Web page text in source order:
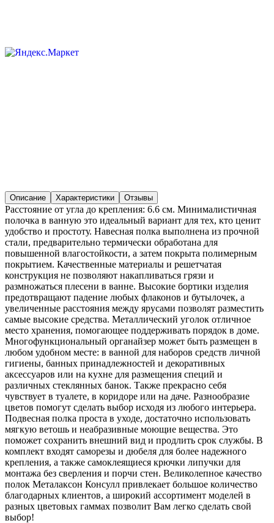
Описание Характеристики Отзывы
Расстояние от угла до крепления: 6.6 см. Минималистичная
полочка в ванную это идеальный вариант для тех, кто ценит
удобство и простоту. Навесная полка выполнена из прочной
стали, предварительно термически обработана для
повышенной влагостойкости, а затем покрыта полимерным
покрытием. Качественные материалы и решетчатая
конструкция не позволяют накапливаться грязи и
размножаться плесени в ванне. Высокие бортики изделия
предотвращают падение любых флаконов и бутылочек, а
увеличенные расстояния между ярусами позволят разместить
самые высокие средства. Металлический уголок отличное
место хранения, помогающее поддерживать порядок в доме.
Многофункциональный органайзер может быть размещен в
любом удобном месте: в ванной для наборов средств личной
гигиены, банных принадлежностей и декоративных
аксессуаров или на кухне для размещения специй и
различных стеклянных банок. Также прекрасно себя
чувствует в туалете, в коридоре или на даче. Разнообразие
цветов помогут сделать выбор исходя из любого интерьера.
Подвесная полка проста в уходе, достаточно использовать
мягкую ветошь и неабразивные моющие вещества. Это
поможет сохранить внешний вид и продлить срок службы. В
комплект входят саморезы и дюбеля для более надежного
крепления, а также самоклеящиеся крючки липучки для
монтажа без сверления и порчи стен. Великолепное качество
полок Металаксон Консулл привлекает большое количество
благодарных клиентов, а широкий ассортимент моделей в
разных цветовых гаммах позволит Вам легко сделать свой
выбор!